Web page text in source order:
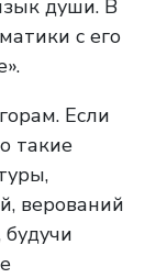
души. В
с его
Если
такие
верований